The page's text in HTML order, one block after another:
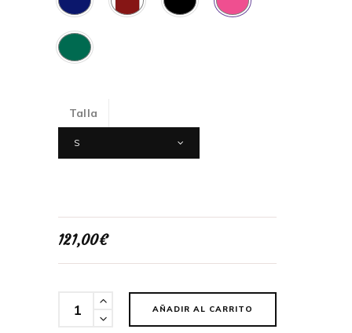
Talla
S
121,00€
Cantidad
AÑADIR AL CARRITO